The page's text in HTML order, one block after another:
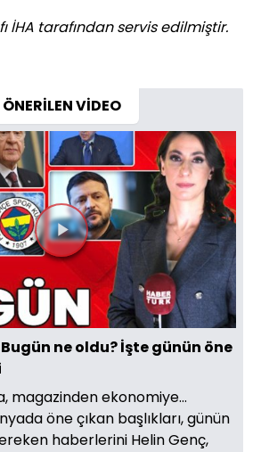
İHA tarafından servis edilmiştir.
ÖNERİLEN VİDEO
Videoyu
Oynat
ne oldu? İşte günün öne
magazinden ekonomiye...
öne çıkan başlıkları, günün
haberlerini Helin Genç,